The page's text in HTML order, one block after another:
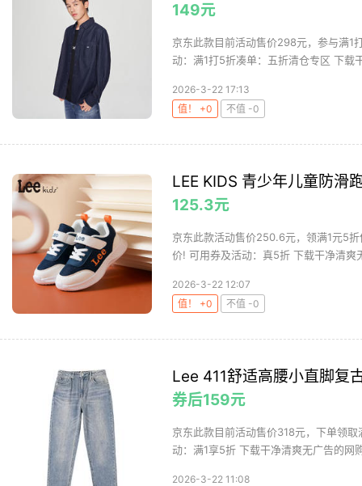
149元
京东此款目前活动售价298元，参与满1
动：满1打5折凑单：五折清仓专区 下载
2026-3-22 17:13
值！ +0
不值 -0
LEE KIDS 青少年儿童防滑
125.3元
京东此款活动售价250.6元，领满1元5
价! 可用券及活动：真5折 下载干净清爽
2026-3-22 12:07
值！ +0
不值 -0
Lee 411舒适高腰小直脚复
券后159元
京东此款目前活动售价318元，下单领
动：满1享5折 下载干净清爽无广告的网
2026-3-22 11:08